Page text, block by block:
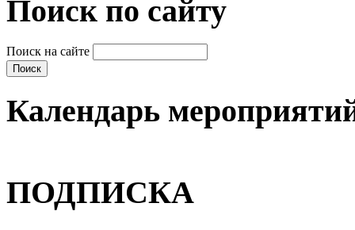
Поиск по сайту
Поиск на сайте
Календарь
ПОДПИСКА